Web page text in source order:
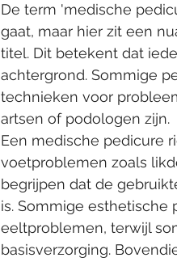
De term 'medische
gaat, maar hier zit een
titel. Dit betekent dat
achtergrond. Sommige
technieken voor
artsen of podologen zijn.
Een medische pedicure
voetproblemen zoals
begrijpen dat de
is. Sommige
eeltproblemen, terwijl
basisverzorging.